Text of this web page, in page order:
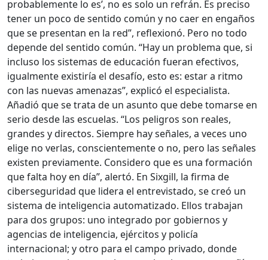
probablemente lo es’, no es solo un refrán. Es preciso
tener un poco de sentido común y no caer en engaños
que se presentan en la red”, reflexionó. Pero no todo
depende del sentido común. “Hay un problema que, si
incluso los sistemas de educación fueran efectivos,
igualmente existiría el desafío, esto es: estar a ritmo
con las nuevas amenazas”, explicó el especialista.
Añadió que se trata de un asunto que debe tomarse en
serio desde las escuelas. “Los peligros son reales,
grandes y directos. Siempre hay señales, a veces uno
elige no verlas, conscientemente o no, pero las señales
existen previamente. Considero que es una formación
que falta hoy en día”, alertó. En Sixgill, la firma de
ciberseguridad que lidera el entrevistado, se creó un
sistema de inteligencia automatizado. Ellos trabajan
para dos grupos: uno integrado por gobiernos y
agencias de inteligencia, ejércitos y policía
internacional; y otro para el campo privado, donde